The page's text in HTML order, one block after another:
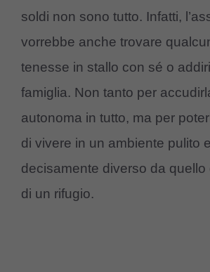
soldi non sono tutto. Infatti,
vorrebbe anche trovare
tenesse in stallo con sé o
famiglia. Non tanto per
autonoma in tutto, ma per
di vivere in un ambiente pulito
decisamente diverso da quello
di un rifugio.